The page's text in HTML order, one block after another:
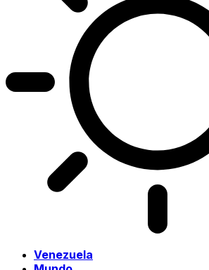
Venezuela